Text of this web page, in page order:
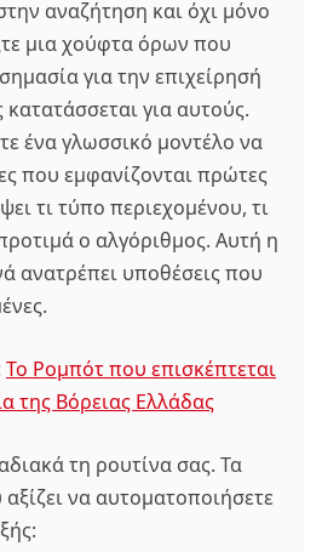
αναζήτηση και όχι μόνο
μια χούφτα όρων που
για την επιχείρησή
κατατάσσεται για αυτούς.
ένα γλωσσικό μοντέλο να
που εμφανίζονται πρώτες
τι τύπο περιεχομένου, τι
ο αλγόριθμος. Αυτή η
ανατρέπει υποθέσεις που
Το Ρομπότ που επισκέπτεται
της Βόρειας Ελλάδας
τη ρουτίνα σας. Τα
να αυτοματοποιήσετε